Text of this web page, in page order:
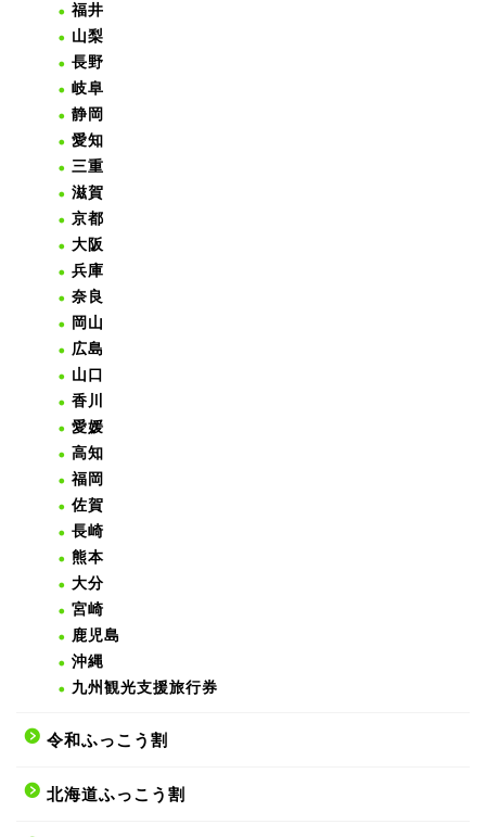
福井
山梨
長野
岐阜
静岡
愛知
三重
滋賀
京都
大阪
兵庫
奈良
岡山
広島
山口
香川
愛媛
高知
福岡
佐賀
長崎
熊本
大分
宮崎
鹿児島
沖縄
九州観光支援旅行券
令和ふっこう割
北海道ふっこう割